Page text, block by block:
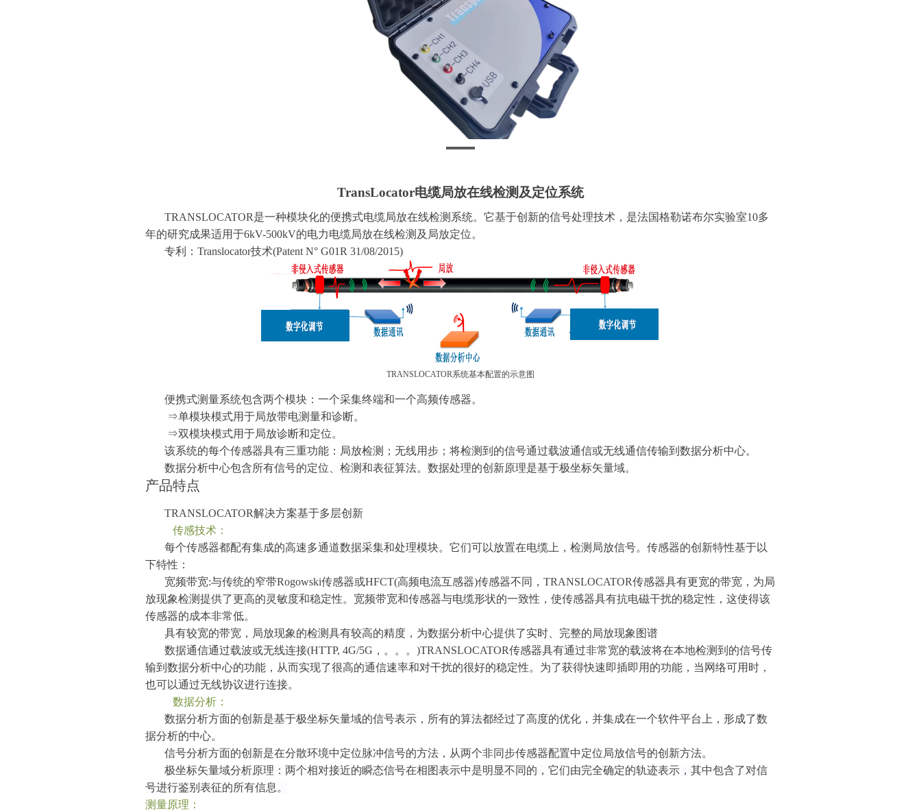
TransLocator电缆局放在线检测及定位系统
TRANSLOCATOR是一种模块化的便携式电缆局放在线检测系统。它基于创新的信号处理技术，是法国格勒诺布尔实验室10多
年的研究成果适用于6kV-500kV的电力电缆局放在线检测及局放定位。
专利： Translocator技术(Patent N° G01R 31/08/2015)
TRANSLOCATOR系统基本配置的示意图
便携式测量系统包含两个模块：一个采集终端和一个高频传感器。
⇒单模块模式用于局放带电测量和诊断。
⇒双模块模式用于局放诊断和定位。
该系统的每个传感器具有三重功能：局放检测；无线用步；将检测到的信号通过载波通信或无线通信传输到数据分析中心。
数据分析中心包含所有信号的定位、检测和表征算法。数据处理的创新原理是基于极坐标矢量域。
产品特点
TRANSLOCATOR解决方案基于多层创新
传感技术：
每个传感器都配有集成的高速多通道数据采集和处理模块。它们可以放置在电缆上，检测局放信号。传感器的创新特性基于以
下特性：
宽频带宽:与传统的窄带Rogowski传感器或HFCT(高频电流互感器)传感器不同，TRANSLOCATOR传感器具有更宽的带宽，为局
放现象检测提供了更高的灵敏度和稳定性。宽频带宽和传感器与电缆形状的一致性，使传感器具有抗电磁干扰的稳定性，这使得该
传感器的成本非常低。
具有较宽的带宽，局放现象的检测具有较高的精度，为数据分析中心提供了实时、完整的局放现象图谱
数据通信通过载波或无线连接(HTTP, 4G/5G ，。。。 )TRANSLOCATOR传感器具有通过非常宽的载波将在本地检测到的信号传
输到数据分析中心的功能，从而实现了很高的通信速率和对干扰的很好的稳定性。为了获得快速即插即用的功能，当网络可用时，
也可以通过无线协议进行连接。
数据分析：
数据分析方面的创新是基于极坐标矢量域的信号表示，所有的算法都经过了高度的优化，并集成在一个软件平台上，形成了数
据分析的中心。
信号分析方面的创新是在分散环境中定位脉冲信号的方法，从两个非同步传感器配置中定位局放信号的创新方法。
极坐标矢量域分析原理 ： 两个相对接近的瞬态信号在相图表示中是明显不同的，它们由完全确定的轨迹表示，其中包含了对信
号进行鉴别表征的所有信息。
测量原理：